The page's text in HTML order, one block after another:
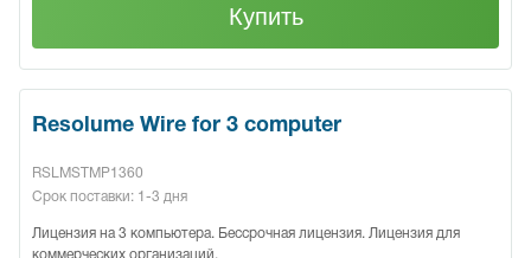
Купить
Resolume Wire for 3 computer
RSLMSTMP1360
Срок поставки: 1-3 дня
Лицензия на 3 компьютера. Бессрочная лицензия. Лицензия для
коммерческих организаций.